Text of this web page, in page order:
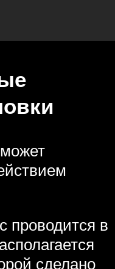
проводится в
сделано